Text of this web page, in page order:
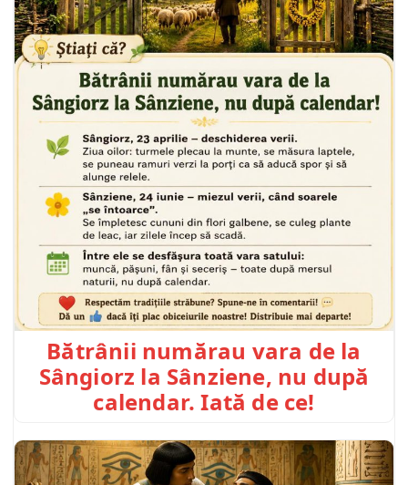
Bătrânii numărau vara de la
Sângiorz la Sânziene, nu după
calendar. Iată de ce!